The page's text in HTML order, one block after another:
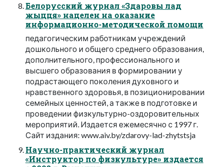
Белорусский журнал «Здаровы лад
жыцця» нацелен на оказание
информационно-методической помощи
педагогическим работникам учреждений
дошкольного и общего среднего образования,
дополнительного, профессионального и
высшего образования в формировании у
подрастающего поколения духовного и
нравственного здоровья, в позиционировании
семейных ценностей, а также в подготовке и
проведении физкультурно-оздоровительных
мероприятий. Издается ежемесячно с 1997 г.
Сайт издания: www.aiv.by/zdarovy-lad-zhytstsja
Научно-практический журнал
«Инструктор по физкультуре» издается